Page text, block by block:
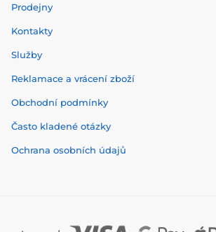
Prodejny
Kontakty
Služby
Reklamace a vrácení zboží
Obchodní podmínky
Často kladené otázky
Ochrana osobních údajů